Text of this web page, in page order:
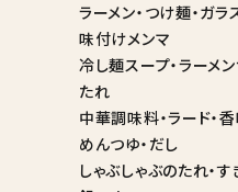
ラーメン・つけ麺・ガラ
味付けメンマ
冷し麺スープ・ラーメ
たれ
中華調味料・ラード・
めんつゆ・だし
しゃぶしゃぶのたれ・